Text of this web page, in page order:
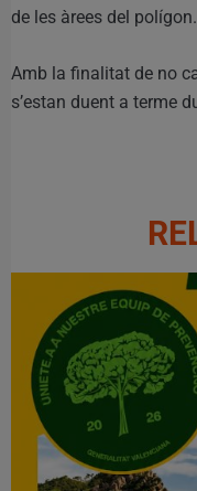
de les àrees del polígon.
Amb la finalitat de no
s’estan duent a terme